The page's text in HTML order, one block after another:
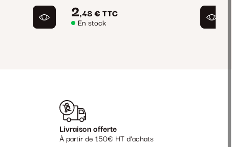
2,48 € TTC
En stock
Livraison offerte
À partir de 150€ HT d'achats